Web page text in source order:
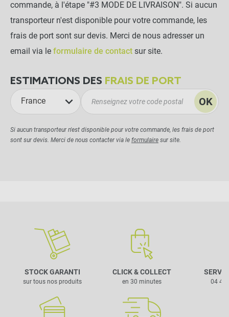
commande, à l'étape "#3 MODE DE LIVRAISON". Si aucun
transporteur n'est disponible pour votre commande, les
frais de port sont sur devis. Merci de nous adresser un
email via le formulaire de contact sur site.
ESTIMATIONS DES FRAIS DE PORT
France OK
Si aucun transporteur n'est disponible pour votre commande, les frais de port
sont sur devis. Merci de nous contacter via le formulaire sur site.
STOCK GARANTI
sur tous nos produits
CLICK & COLLECT
en 30 minutes 04 42